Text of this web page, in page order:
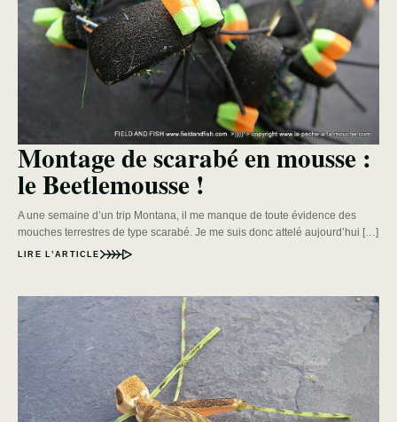
Montage de scarabé en mousse :
le Beetlemousse !
A une semaine d’un trip Montana, il me manque de toute évidence des
mouches terrestres de type scarabé. Je me suis donc attelé aujourd’hui […]
LIRE L’ARTICLE